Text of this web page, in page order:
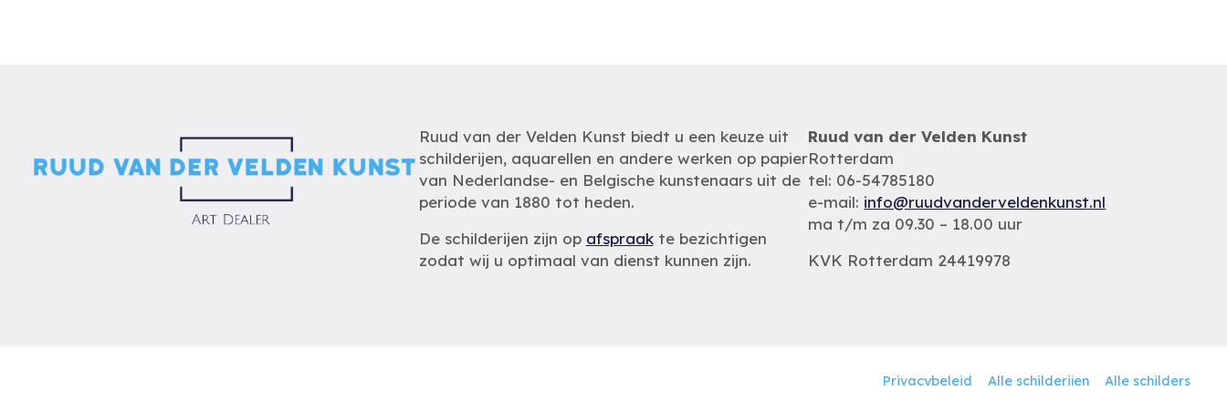
Ruud van der Velden Kunst biedt u een keuze uit
schilderijen, aquarellen en andere werken op papier
van Nederlandse- en Belgische kunstenaars uit de
periode van 1880 tot heden.
De schilderijen zijn op afspraakte bezichtigen
zodat wij u optimaal van dienst kunnen zijn.
Ruud van der Velden Kunst
Rotterdam
tel: 06-54785180
e-mail: info@ruudvanderveldenkunst.nl
ma t/m za 09.30 – 18.00 uur
KVK Rotterdam 24419978
Privacybeleid Alle schilderijen Alle schilders